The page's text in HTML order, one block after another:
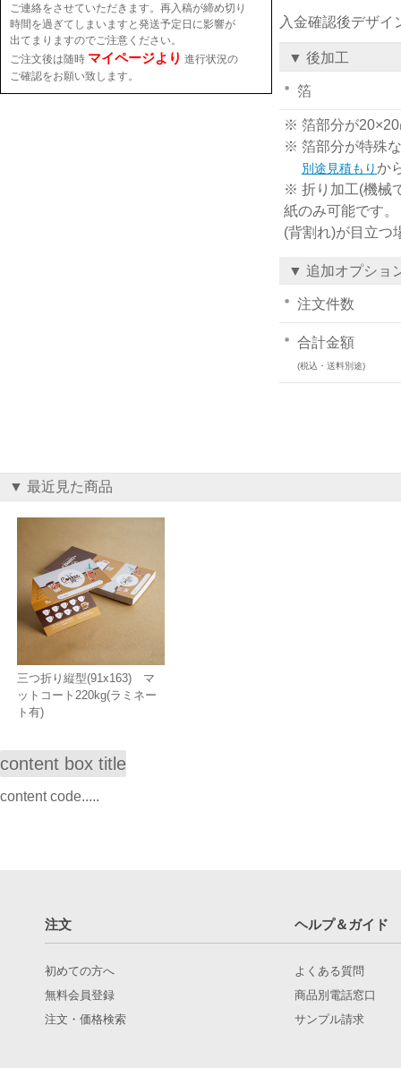
ご連絡をさせていただきます。再入稿が締め切り
時間を過ぎてしまいますと発送予定日に影響が
出てまりますのでご注意ください。
ご注文後は随時 マイページより 進行状況の
ご確認をお願い致します。
入金確認後デザイ
▼ 後加工
箔
※ 箔部分が20×20
※ 箔部分が特殊
別途見積もりか
※ 折り加工(機械
紙のみ可能です
(背割れ)が目立つ
▼ 追加オプショ
注文件数
合計金額
(税込・送料別途)
▼ 最近見た商品
三つ折り縦型(91x163) マ
ットコート220kg(ラミネー
ト有)
content box title
content code.....
注文 ヘルプ＆ガイド
初めての方へ
無料会員登録
注文・価格検索
よくある質問
商品別電話窓口
サンプル請求